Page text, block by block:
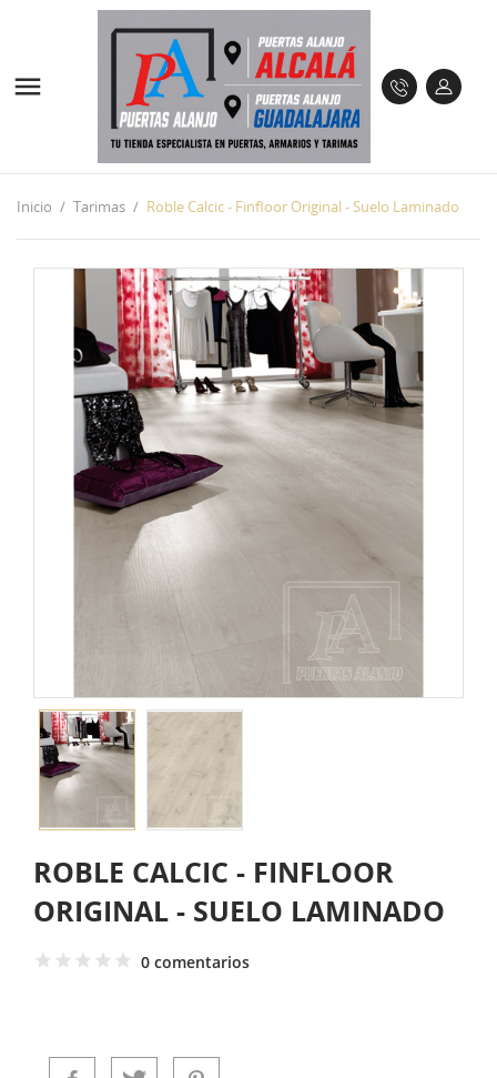

Inicio Tarimas Roble Calcic - Finfloor Original - Suelo Laminado
ROBLE CALCIC - FINFLOOR
ORIGINAL - SUELO LAMINADO
0 comentarios